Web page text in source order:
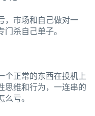
，市场和自己做对一
杀自己单子。
个正常的东西在投机上
思维和行为，一连串的
亏。